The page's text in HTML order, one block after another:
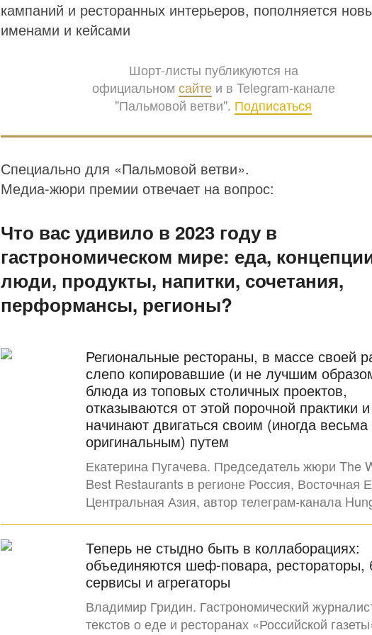
кампаний и ресторанных интерьеров, пополняется
именами и кейсами
Шорт-листы публикуются на
официальном сайтеи в Telegram-канале
"Пальмовой ветви". Подписаться
Специально для «Пальмовой ветви».
Медиа-жюри премии отвечает на вопрос:
Что вас удивило в 2023 году в
гастрономическом мире: еда,
люди, продукты, напитки, сочетания,
перформансы, регионы?
Региональные рестораны, в массе своей
слепо копировавшие (и не лучшим
блюда из топовых столичных проектов,
отказываются от этой порочной практики и
начинают двигаться своим (иногда весьма
оригинальным) путем
Екатерина Пугачева. Председатель жюри The
Best Restaurants в регионе Россия, Восточная
Центральная Азия, автор телеграм-канала
Теперь не стыдно быть в коллаборациях:
объединяются шеф-повара, рестораторы,
сервисы и агрегаторы
Владимир Гридин. Гастрономический
текстов о еде и ресторанах «Российской